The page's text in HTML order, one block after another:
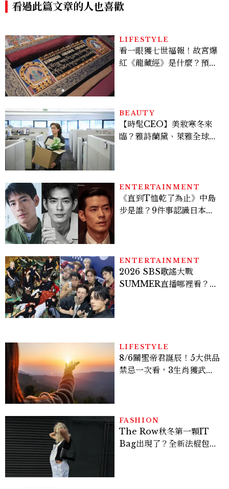
看過此篇文章的人也喜歡
LIFESTYLE
看一眼獲七世福報！故宮爆
紅《龍藏經》是什麼？預約
BEAUTY
【時髦CEO】美妝寒冬來
臨？雅詩蘭黛、萊雅全球裁
ENTERTAINMENT
《直到T恤乾了為止》中島
步是誰？9件事認識日本
ENTERTAINMENT
2026 SBS歌謠大戰
SUMMER直播哪裡看？
LIFESTYLE
8/6關聖帝君誕辰！5大供品
禁忌一次看，3生肖獲武財
FASHION
The Row秋冬第一顆IT
Bag出現了？全新法棍包